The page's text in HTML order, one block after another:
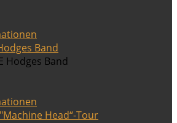
Band
Head“-Tour